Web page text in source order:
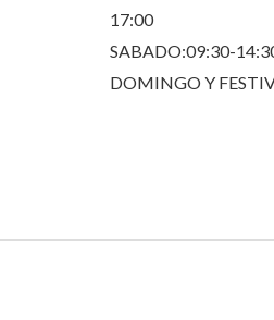
17:00
SABADO:09:30-
DOMINGO Y